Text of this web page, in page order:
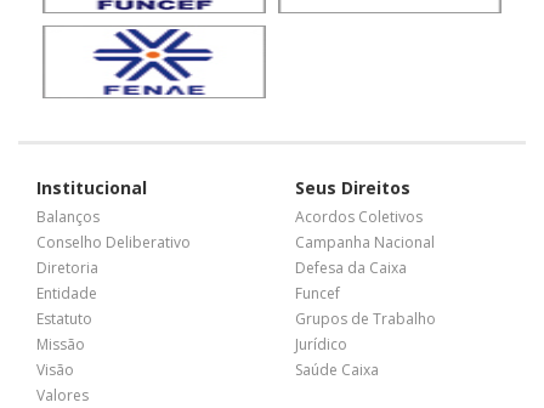
Institucional
Balanços
Conselho Deliberativo
Diretoria
Entidade
Estatuto
Missão
Visão
Valores
Seus Direitos
Acordos Coletivos
Campanha Nacional
Defesa da Caixa
Funcef
Grupos de Trabalho
Jurídico
Saúde Caixa